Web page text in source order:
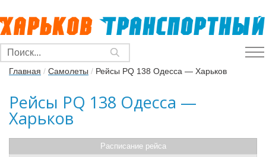
Главная / Самолеты / Рейсы PQ 138 Одесса — Харьков
Рейсы PQ 138 Одесса —
Харьков
Расписание рейса